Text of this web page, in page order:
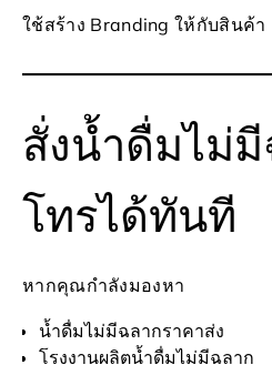
ใช้สร้าง Branding ให้กับสินค้า
สั่งน้ำดื่มไม่
โทรได้ทันที
หากคุณกำลังมองหา
น้ำดื่มไม่มีฉลากราคาส่ง
โรงงานผลิตน้ำดื่มไม่มีฉลาก